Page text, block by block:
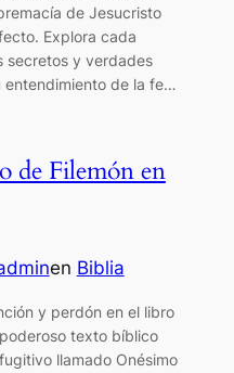
de Jesucristo
Explora cada
secretos y verdades
entendimiento de la fe…
de Filemón en
en Biblia
y perdón en el libro
texto bíblico
llamado Onésimo